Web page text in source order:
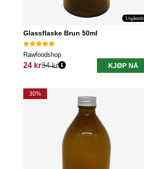
Utgående
Glassflaske Brun 50ml
Rawfoodshop
24 kr
Vanlig pris:
34 kr KJØP NÅ
30%